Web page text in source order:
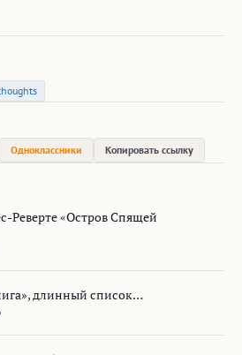
Одноклассники Копировать ссылку
Реверте «Остров Спящей
длинный список…